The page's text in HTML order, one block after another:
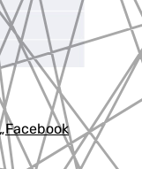
Facebook